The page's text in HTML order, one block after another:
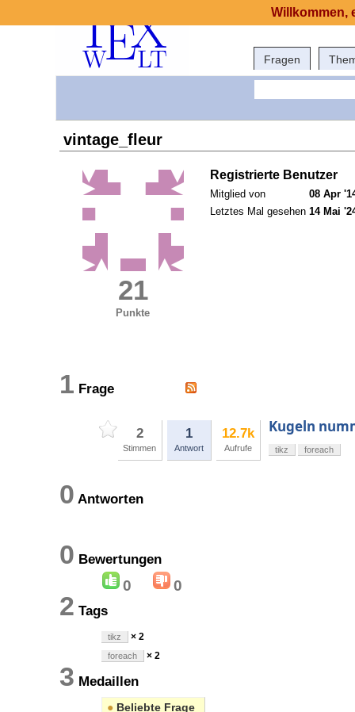
Fragen
vintage_fleur
21
Punkte
Registrierte Benutzer
Mitglied von
08 Apr
Letztes Mal gesehen 14 Mai
1 Frage
2
Stimmen
1
Antwort
12.7k
Aufrufe
Kugeln
tikz foreach
0 Antworten
0 Bewertungen
0 0
2 Tags
tikz × 2
foreach × 2
3 Medaillen
● Beliebte Frage
Willkommen,